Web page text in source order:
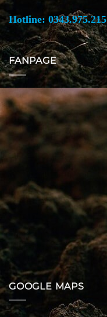
Hotline: 0343.975.215
FANPAGE
GOOGLE MAPS